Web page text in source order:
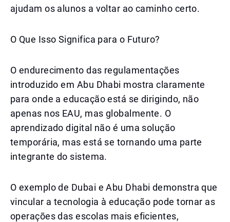
ajudam os alunos a voltar ao caminho certo.
O Que Isso Significa para o Futuro?
O endurecimento das regulamentações
introduzido em Abu Dhabi mostra claramente
para onde a educação está se dirigindo, não
apenas nos EAU, mas globalmente. O
aprendizado digital não é uma solução
temporária, mas está se tornando uma parte
integrante do sistema.
O exemplo de Dubai e Abu Dhabi demonstra que
vincular a tecnologia à educação pode tornar as
operações das escolas mais eficientes,